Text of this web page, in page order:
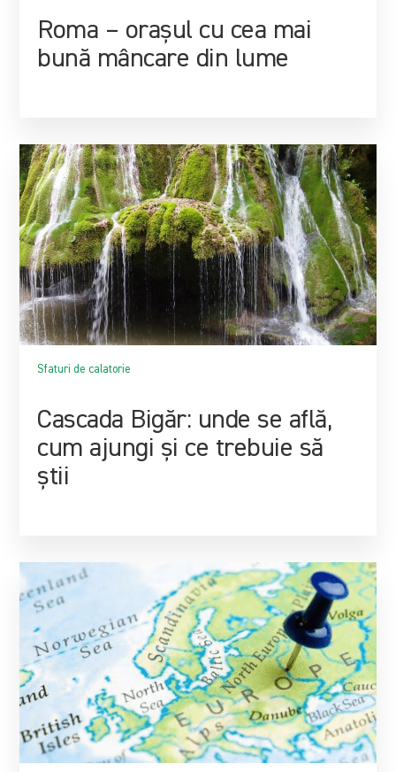
Roma – orașul cu cea mai
bună mâncare din lume
Sfaturi de calatorie
Cascada Bigăr: unde se află,
cum ajungi și ce trebuie să
știi